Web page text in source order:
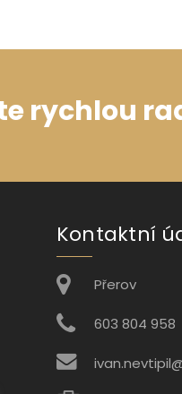
rychlou
Kontaktní
Přerov
603 804 958